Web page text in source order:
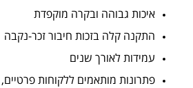
איכות גבוהה ובקרה מוקפדת
התקנה קלה בזכות חיבור זכר-נקבה
עמידות לאורך שנים
פתרונות מותאמים ללקוחות פרטיים,